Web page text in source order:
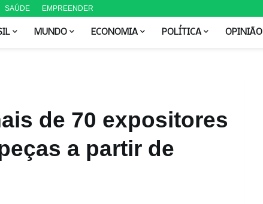
SAÚDE EMPREENDER
MUNDO ECONOMIA POLÍTICA OPINIÃO
de 70 expositores
a partir de